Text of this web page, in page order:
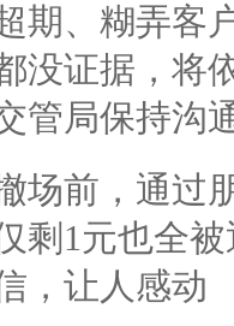
期、糊弄客
没证据，将
管局保持沟
场前，通过
剩1元也全
，让人感动